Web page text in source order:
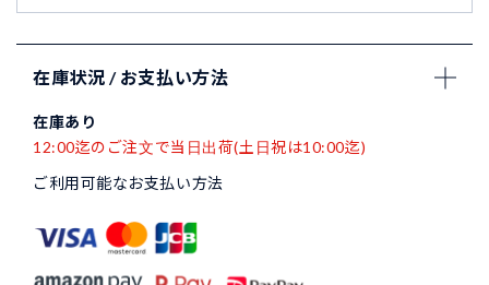
在庫状況 / お支払い方法
在庫あり
12:00迄のご注文で当日出荷(土日祝は10:00迄)
ご利用可能なお支払い方法